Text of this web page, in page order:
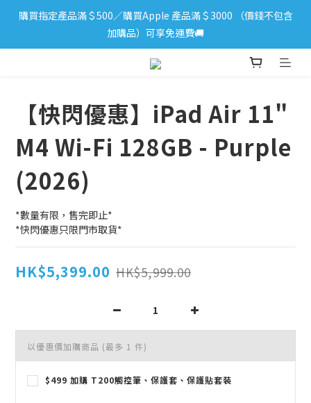
iPhone 17 系列新登場！立即訂購
購買指定產品滿＄500／購買Apple 產品滿＄3000 （價錢不包含
加購品）可享免運費🚚
iPhone 17 系列新登場！立即訂購
【快閃優惠】iPad Air 11"
M4 Wi-Fi 128GB - Purple
(2026)
*數量有限，售完即止*
*快閃優惠只限門市取貨*
HK$5,399.00 HK$5,999.00
以優惠價加購商品 (最多 1 件)
$499 加購 T200觸控筆、保護套、保護貼套裝